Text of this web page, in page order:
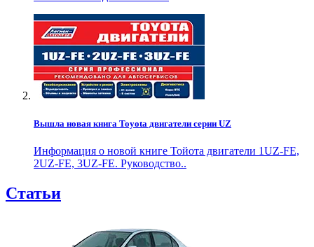
Вышла новая книга Toyota двигатели серии UZ
Информация о новой книге Тойота двигатели 1UZ-FE,
2UZ-FE, 3UZ-FE. Руководство..
Статьи